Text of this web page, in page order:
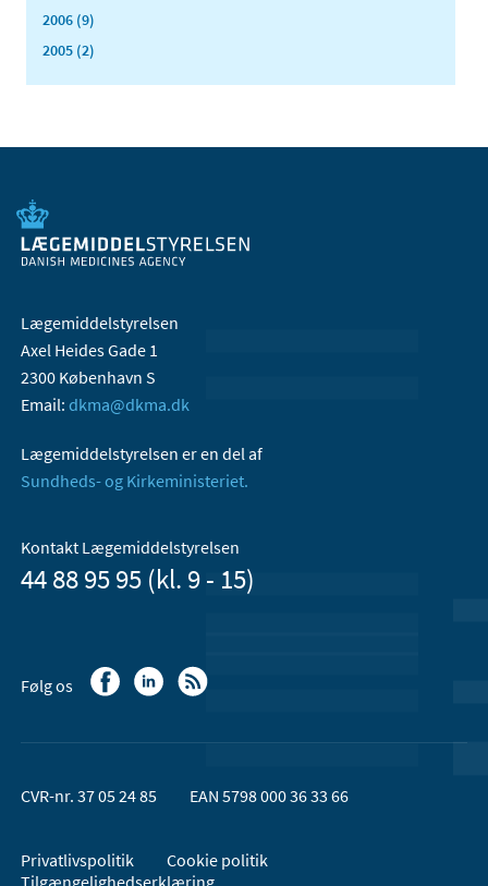
2006 (9)
2005 (2)
Lægemiddelstyrelsen
Axel Heides Gade 1
2300 København S
Email: dkma@dkma.dk
Lægemiddelstyrelsen er en del af
Sundheds- og Kirkeministeriet.
Kontakt Lægemiddelstyrelsen
44 88 95 95 (kl. 9 - 15)
Følg os
CVR-nr. 37 05 24 85 EAN 5798 000 36 33 66
Privatlivspolitik
Cookie politik